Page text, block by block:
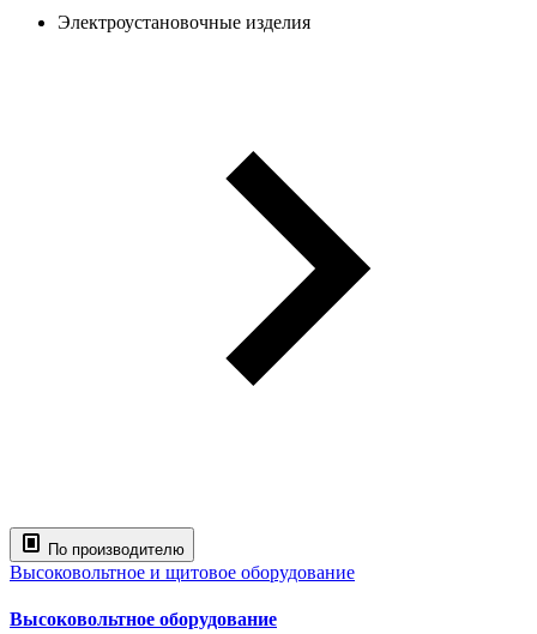
Электроустановочные изделия
По производителю
Высоковольтное и щитовое оборудование
Высоковольтное оборудование